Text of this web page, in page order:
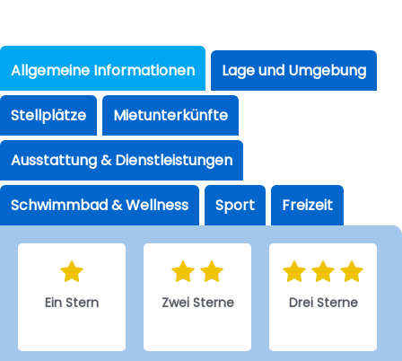
Allgemeine Informationen
Ein Stern Zwei Sterne Drei Sterne
Lage und Umgebung
Stellplätze Mietunterkünfte
Ausstattung & Dienstleistungen
Schwimmbad & Wellness Sport Freizeit